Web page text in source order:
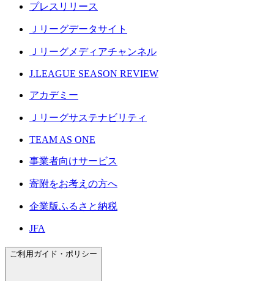
プレスリリース
Ｊリーグデータサイト
Ｊリーグメディアチャンネル
J.LEAGUE SEASON REVIEW
アカデミー
Ｊリーグサステナビリティ
TEAM AS ONE
事業者向けサービス
寄附をお考えの方へ
企業版ふるさと納税
JFA
ご利用ガイド・ポリシー